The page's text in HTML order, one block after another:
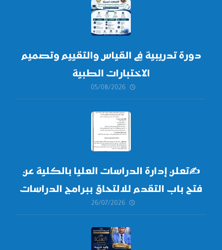
دورة تدريبية في القياس والتقييم وتصميم
الاختبارات الطبية
05/08/2026
✍تعلن إدارة الدراسات العليا بالكلية عن
فتح باب التقدم للالتحاق ببرامج الدراسات
العليا لدورة
أكتوبر 2026،
26/07/2026